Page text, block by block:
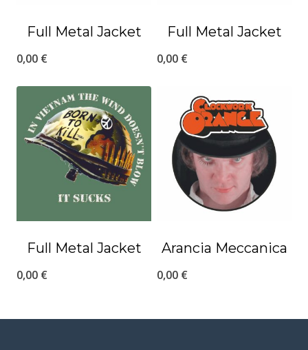
Full Metal Jacket
0,00 €
Full Metal Jacket
0,00 €
Full Metal Jacket
0,00 €
Arancia Meccanica
0,00 €